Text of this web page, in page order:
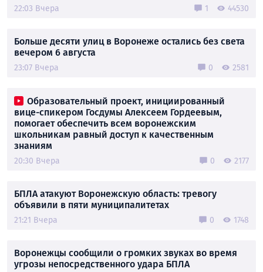
22:03 Вчера 1 44530
Больше десяти улиц в Воронеже остались без света
вечером 6 августа
23:07 Вчера 0 2581
Образовательный проект, инициированный
вице-спикером Госдумы Алексеем Гордеевым,
помогает обеспечить всем воронежским
школьникам равный доступ к качественным
знаниям
20:30 Вчера 0 2177
БПЛА атакуют Воронежскую область: тревогу
объявили в пяти муниципалитетах
21:21 Вчера 0 1748
Воронежцы сообщили о громких звуках во время
угрозы непосредственного удара БПЛА